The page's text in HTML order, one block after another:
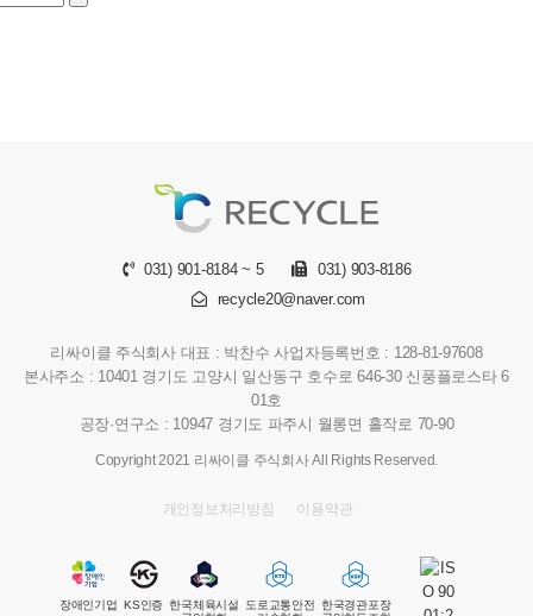
031) 901-8184 ~ 5
031) 903-8186
recycle20@naver.com
리싸이클 주식회사 대표 : 박찬수 사업자등록번호 : 128-81-97608
본사주소 : 10401 경기도 고양시 일산동구 호수로 646-30 신풍플로스타 6
01호
공장·연구소 : 10947 경기도 파주시 월롱면 홀작로 70-90
Copyright 2021 리싸이클 주식회사 All Rights Reserved.
개인정보처리방침 이용약관
장애인기업 KS인증 한국체육시설
도로교통안전 한국경관포장